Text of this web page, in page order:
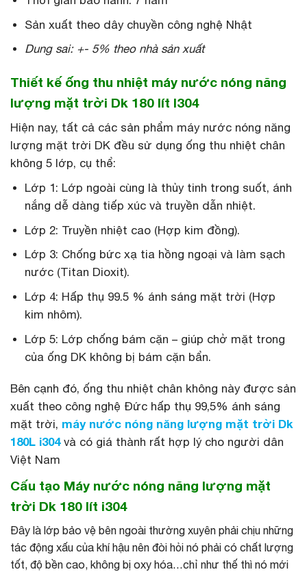
Sản xuất theo dây chuyền công nghệ Nhật
Dung sai: +- 5% theo nhà sản xuất
Thiết kế ống thu nhiệt máy nước nóng năng
lượng mặt trời Dk 180 lít I304
Hiện nay, tất cả các sản phẩm máy nước nóng năng
lượng mặt trời DK đều sử dụng ống thu nhiệt chân
không 5 lớp, cụ thể:
Lớp 1: Lớp ngoài cùng là thủy tinh trong suốt, ánh
nắng dễ dàng tiếp xúc và truyền dẫn nhiệt.
Lớp 2: Truyền nhiệt cao (Hợp kim đồng).
Lớp 3: Chống bức xạ tia hồng ngoại và làm sạch
nước (Titan Dioxit).
Lớp 4: Hấp thụ 99.5 % ánh sáng mặt trời (Hợp
kim nhôm).
Lớp 5: Lớp chống bám cặn – giúp chở mặt trong
của ống DK không bị bám cặn bẩn.
Bên cạnh đó, ống thu nhiệt chân không này được sản
xuất theo công nghệ Đức hấp thụ 99,5% ánh sáng
mặt trời, máy nước nóng năng lượng mặt trời Dk
180L i304 và có giá thành rất hợp lý cho người dân
Việt Nam
Cấu tạo Máy nước nóng năng lượng mặt
trời Dk 180 lít i304
Đây là lớp bảo vệ bên ngoài thường xuyên phải chịu những
tác động xấu của khí hậu nên đòi hỏi nó phải có chất lượng
tốt, độ bền cao, không bị oxy hóa…chỉ như thế thì nó mới